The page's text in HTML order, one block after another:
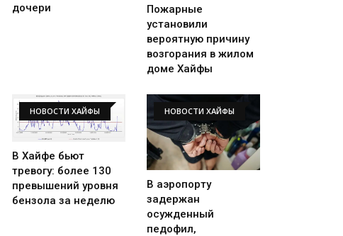
дочери
Пожарные
установили
вероятную причину
возгорания в жилом
доме Хайфы
НОВОСТИ ХАЙФЫ
В Хайфе бьют
тревогу: более 130
превышений уровня
бензола за неделю
НОВОСТИ ХАЙФЫ
В аэропорту
задержан
осужденный
педофил,